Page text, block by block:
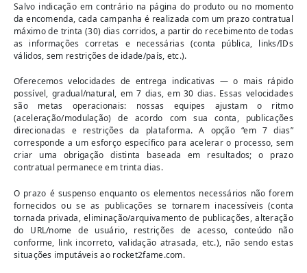
Salvo indicação em contrário na página do produto ou no momento
da encomenda, cada campanha é realizada com um prazo contratual
máximo de trinta (30) dias corridos, a partir do recebimento de todas
as informações corretas e necessárias (conta pública, links/IDs
válidos, sem restrições de idade/país, etc.).
Oferecemos velocidades de entrega indicativas — o mais rápido
possível, gradual/natural, em 7 dias, em 30 dias. Essas velocidades
são metas operacionais: nossas equipes ajustam o ritmo
(aceleração/modulação) de acordo com sua conta, publicações
direcionadas e restrições da plataforma. A opção “em 7 dias”
corresponde a um esforço específico para acelerar o processo, sem
criar uma obrigação distinta baseada em resultados; o prazo
contratual permanece em trinta dias.
O prazo é suspenso enquanto os elementos necessários não forem
fornecidos ou se as publicações se tornarem inacessíveis (conta
tornada privada, eliminação/arquivamento de publicações, alteração
do URL/nome de usuário, restrições de acesso, conteúdo não
conforme, link incorreto, validação atrasada, etc.), não sendo estas
situações imputáveis ao rocket2fame.com.